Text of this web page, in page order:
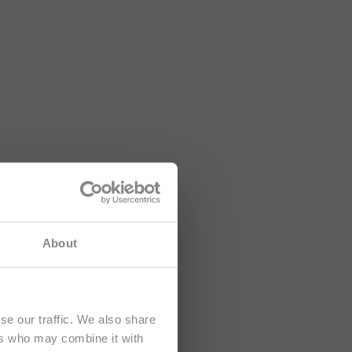
About
our traffic. We also share
who may combine it with
dirigido